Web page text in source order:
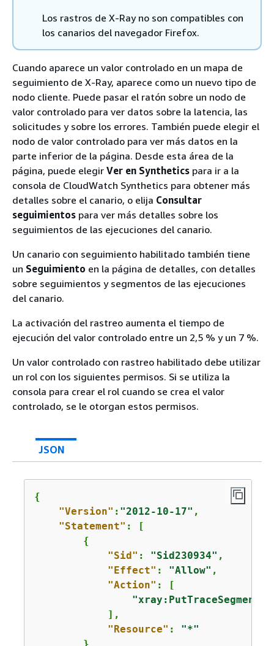
Los rastros de X-Ray no son compatibles con
los canarios del navegador Firefox.
Cuando aparece un valor controlado en un mapa de
seguimiento de X-Ray, aparece como un nuevo tipo de
nodo cliente. Puede pasar el ratón sobre un nodo de
valor controlado para ver datos sobre la latencia, las
solicitudes y sobre los errores. También puede elegir el
nodo de valor controlado para ver más datos en la
parte inferior de la página. Desde esta área de la
página, puede elegir Ver en Synthetics para ir a la
consola de CloudWatch Synthetics para obtener más
detalles sobre el canario, o elija Consultar
seguimientos para ver más detalles sobre los
seguimientos de las ejecuciones del canario.
Un canario con seguimiento habilitado también tiene
un Seguimiento en la página de detalles, con detalles
sobre seguimientos y segmentos de las ejecuciones
del canario.
La activación del rastreo aumenta el tiempo de
ejecución del valor controlado entre un 2,5 % y un 7 %.
Un valor controlado con rastreo habilitado debe utilizar
un rol con los siguientes permisos. Si se utiliza la
consola para crear el rol cuando se crea el valor
controlado, se le otorgan estos permisos.
JSON
{
"Version" : "2012-10-17" ,
"Statement" : [
{
"Sid" : "Sid230934" ,
"Effect" : "Allow" ,
"Action" : [
"xray:PutTraceSegments"
            ],
"Resource" : "*"